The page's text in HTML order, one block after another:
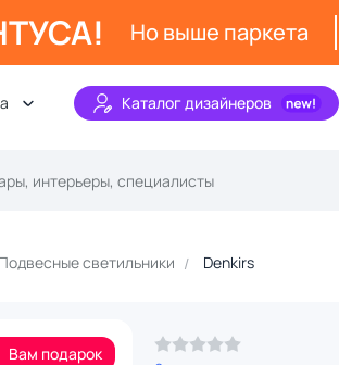
Но выше паркета
Каталог дизайнеров
Подвесные светильники Denkirs
Вам подарок